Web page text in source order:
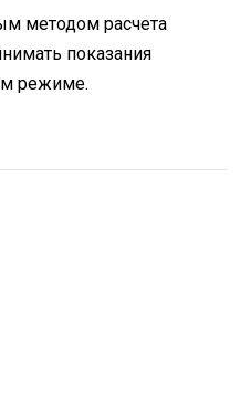
методом расчета
показания
режиме.